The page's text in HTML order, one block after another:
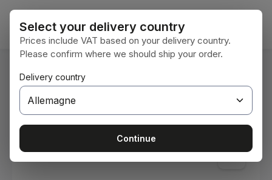
Passer au contenu principal
Vous êtes ici : Accueil
Peintures et vernis
Ignorer la galerie d'images
Select your delivery country
Prices include VAT based on your delivery country.
Please confirm where we should ship your order.
Delivery country
Continue